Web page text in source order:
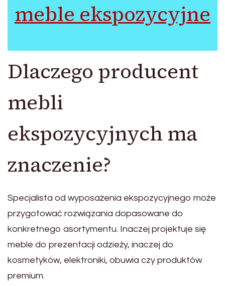
meble ekspozycyjne
Dlaczego producent
mebli
ekspozycyjnych ma
znaczenie?
Specjalista od wyposażenia ekspozycyjnego może
przygotować rozwiązania dopasowane do
konkretnego asortymentu. Inaczej projektuje się
meble do prezentacji odzieży, inaczej do
kosmetyków, elektroniki, obuwia czy produktów
premium.